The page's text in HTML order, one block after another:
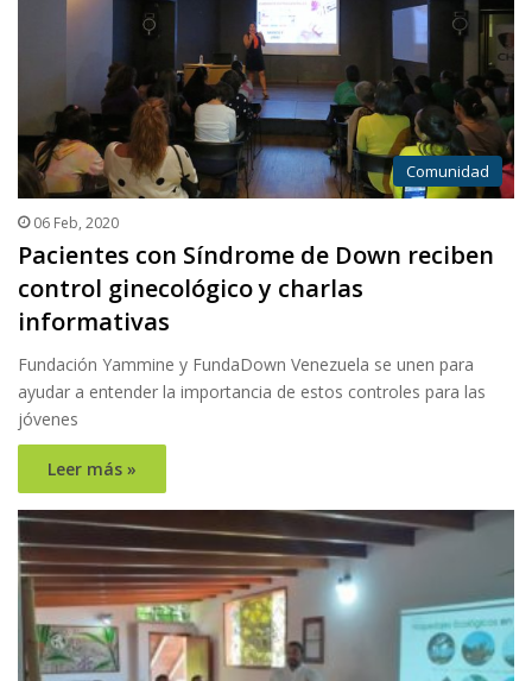
Comunidad
06 Feb, 2020
Pacientes con Síndrome de Down reciben
control ginecológico y charlas
informativas
Fundación Yammine y FundaDown Venezuela se unen para
ayudar a entender la importancia de estos controles para las
jóvenes
Leer más »